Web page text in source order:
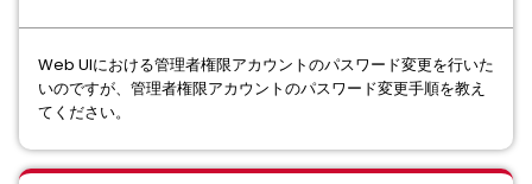
Web UIにおける管理者権限アカウントのパスワード変更を行いた
いのですが、管理者権限アカウントのパスワード変更手順を教え
てください。